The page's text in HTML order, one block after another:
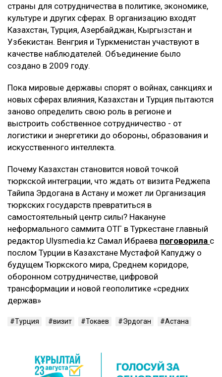
страны для сотрудничества в политике, экономике,
культуре и других сферах. В организацию входят
Казахстан, Турция, Азербайджан, Кыргызстан и
Узбекистан. Венгрия и Туркменистан участвуют в
качестве наблюдателей. Объединение было
создано в 2009 году.
Пока мировые державы спорят о войнах, санкциях и
новых сферах влияния, Казахстан и Турция пытаются
заново определить свою роль в регионе и
выстроить собственное сотрудничество - от
логистики и энергетики до обороны, образования и
искусственного интеллекта.
Почему Казахстан становится новой точкой
тюркской интеграции, что ждать от визита Реджепа
Тайипа Эрдогана в Астану и может ли Организация
тюркских государств превратиться в
самостоятельный центр силы? Накануне
неформального саммита ОТГ в Туркестане главный
редактор Ulysmedia.kz Самал Ибраева поговорила с
послом Турции в Казахстане Мустафой Капуджу о
будущем Тюркского мира, Среднем коридоре,
оборонном сотрудничестве, цифровой
трансформации и новой геополитике «средних
держав»
Турция визит Токаев Эрдоган Астана